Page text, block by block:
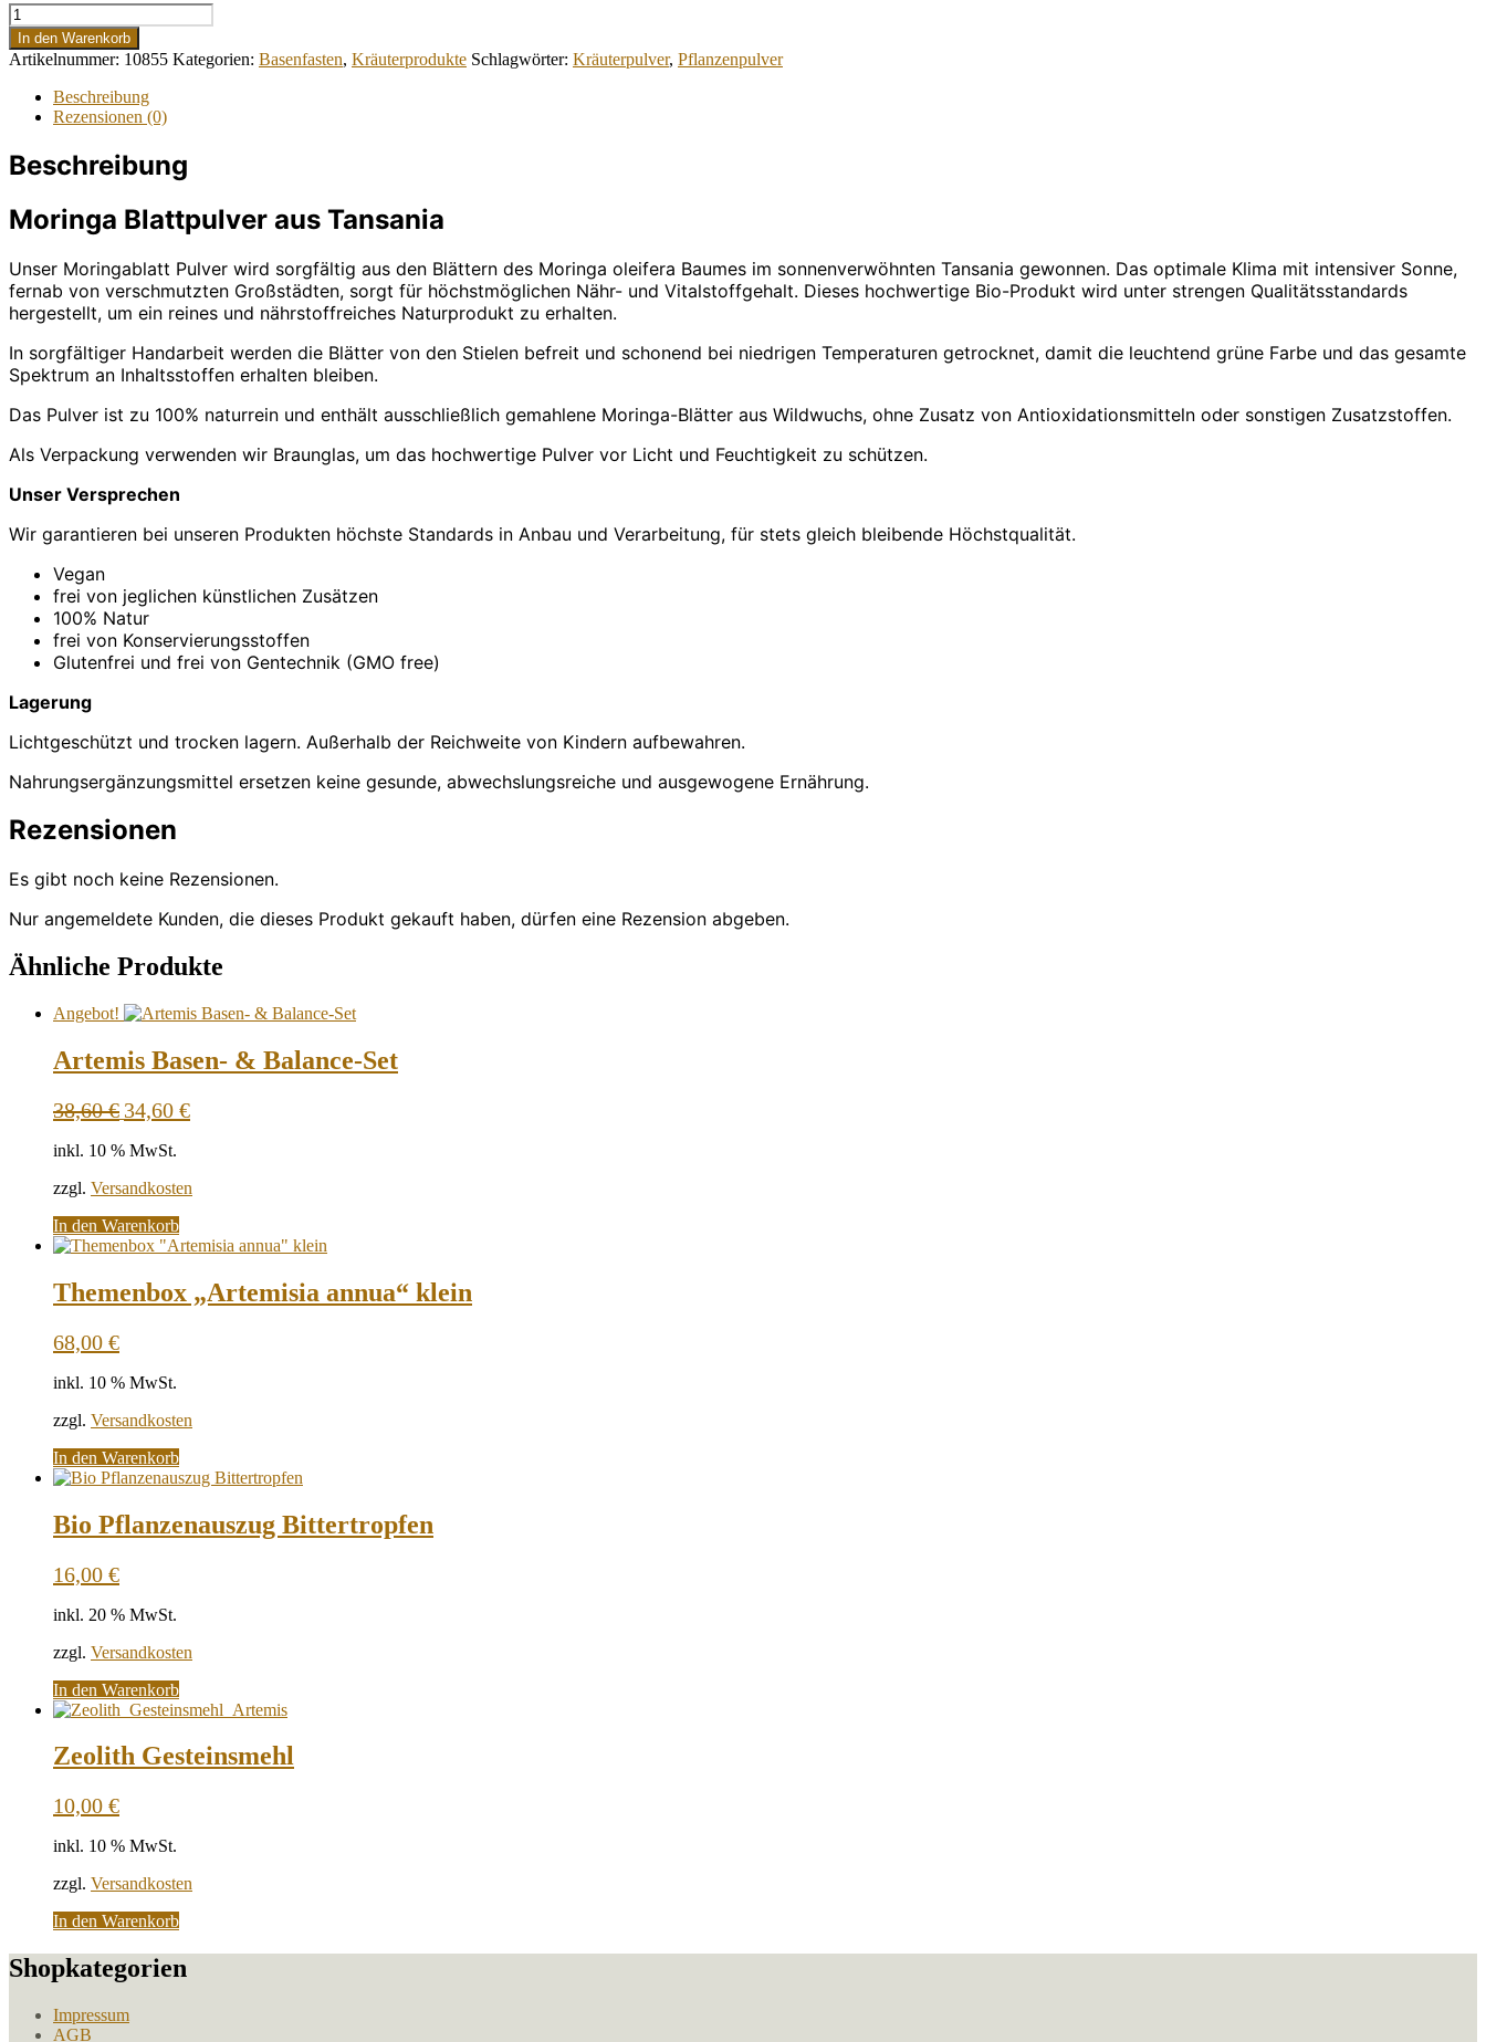
Moringa
Blattpulver
aus
Wildwuchs
Menge
In den Warenkorb
Artikelnummer: 10855 Kategorien: Basenfasten, Kräuterprodukte Schlagwörter: Kräuterpulver, Pflanzenpulver
Beschreibung
Rezensionen (0)
Beschreibung
Moringa Blattpulver aus Tansania
Unser Moringablatt Pulver wird sorgfältig aus den Blättern des Moringa oleifera Baumes im sonnenverwöhnten Tansania gewonnen. Das optimale Klima mit intensiver Sonne,
fernab von verschmutzten Großstädten, sorgt für höchstmöglichen Nähr- und Vitalstoffgehalt. Dieses hochwertige Bio-Produkt wird unter strengen Qualitätsstandards
hergestellt, um ein reines und nährstoffreiches Naturprodukt zu erhalten.
In sorgfältiger Handarbeit werden die Blätter von den Stielen befreit und schonend bei niedrigen Temperaturen getrocknet, damit die leuchtend grüne Farbe und das gesamte
Spektrum an Inhaltsstoffen erhalten bleiben.
Das Pulver ist zu 100% naturrein und enthält ausschließlich gemahlene Moringa-Blätter aus Wildwuchs, ohne Zusatz von Antioxidationsmitteln oder sonstigen Zusatzstoffen.
Als Verpackung verwenden wir Braunglas, um das hochwertige Pulver vor Licht und Feuchtigkeit zu schützen.
Unser Versprechen
Wir garantieren bei unseren Produkten höchste Standards in Anbau und Verarbeitung, für stets gleich bleibende Höchstqualität.
Vegan
frei von jeglichen künstlichen Zusätzen
100% Natur
frei von Konservierungsstoffen
Glutenfrei und frei von Gentechnik (GMO free)
Lagerung
Lichtgeschützt und trocken lagern. Außerhalb der Reichweite von Kindern aufbewahren.
Nahrungsergänzungsmittel ersetzen keine gesunde, abwechslungsreiche und ausgewogene Ernährung.
Rezensionen
Es gibt noch keine Rezensionen.
Nur angemeldete Kunden, die dieses Produkt gekauft haben, dürfen eine Rezension abgeben.
Ähnliche Produkte
Angebot!
Artemis Basen- & Balance-Set
38,60€ Ursprünglicher
Preis
war:
34,60 €Aktueller
Preis
inkl. 10 % MwSt.
zzgl. Versandkosten
In den Warenkorb
Themenbox „Artemisia annua“ klein
68,00 €
inkl. 10 % MwSt.
zzgl. Versandkosten
In den Warenkorb
Bio Pflanzenauszug Bittertropfen
16,00 €
inkl. 20 % MwSt.
zzgl. Versandkosten
In den Warenkorb
Zeolith Gesteinsmehl
10,00 €
inkl. 10 % MwSt.
zzgl. Versandkosten
In den Warenkorb
Shopkategorien
Impressum
AGB